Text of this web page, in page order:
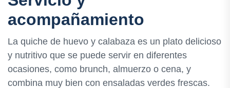
acompañamiento
La quiche de huevo y calabaza es un plato delicioso
y nutritivo que se puede servir en diferentes
ocasiones, como brunch, almuerzo o cena, y
combina muy bien con ensaladas verdes frescas.